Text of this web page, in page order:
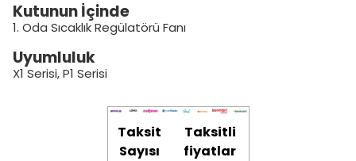
Kutunun İçinde
1. Oda Sıcaklık Regülatörü Fanı
Uyumluluk
X1 Serisi, P1 Serisi
Taksit
Sayısı
Taksitli
fiyatlar